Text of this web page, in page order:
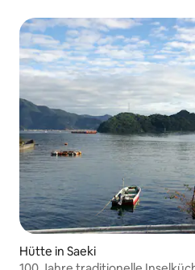
Eine Unterkunft, in der Sie
verbringen können, indem Sie
und Möbel berühren
Hütte in Saeki